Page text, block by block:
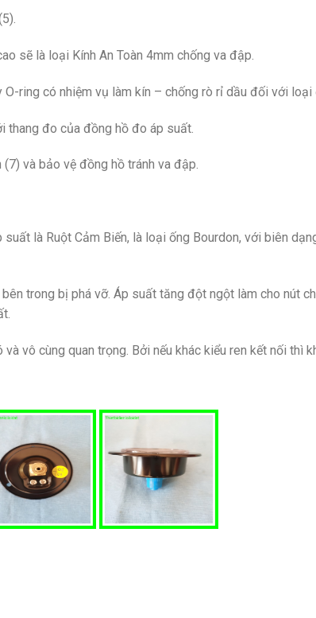
sẽ là loại Kính An Toàn 4mm chống va đập.
ring có nhiệm vụ làm kín – chống rò rỉ dầu đối với loại
đo của đồng hồ đo áp suất.
và bảo vệ đồng hồ tránh va đập.
là Ruột Cảm Biến, là loại ống Bourdon, với biên
trong bị phá vỡ. Áp suất tăng đột ngột làm cho nút
vô cùng quan trọng. Bởi nếu khác kiểu ren kết nối thì